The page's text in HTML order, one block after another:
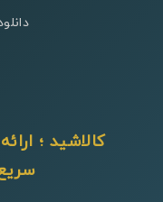
کالاشید ؛